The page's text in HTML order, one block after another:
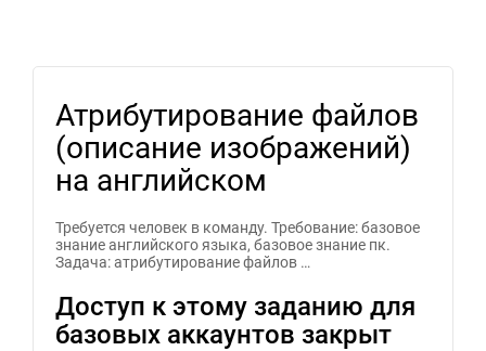
Атрибутирование файлов
(описание изображений)
на английском
Требуется человек в команду. Требование: базовое
знание английского языка, базовое знание пк.
Задача: атрибутирование файлов …
Доступ к этому заданию для
базовых аккаунтов закрыт